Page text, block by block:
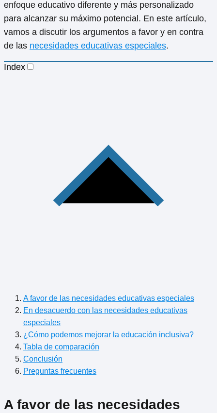
enfoque educativo diferente y más personalizado
para alcanzar su máximo potencial. En este artículo,
vamos a discutir los argumentos a favor y en contra
de las necesidades educativas especiales.
Index
A favor de las necesidades educativas especiales
En desacuerdo con las necesidades educativas
especiales
¿Cómo podemos mejorar la educación inclusiva?
Tabla de comparación
Conclusión
Preguntas frecuentes
A favor de las necesidades